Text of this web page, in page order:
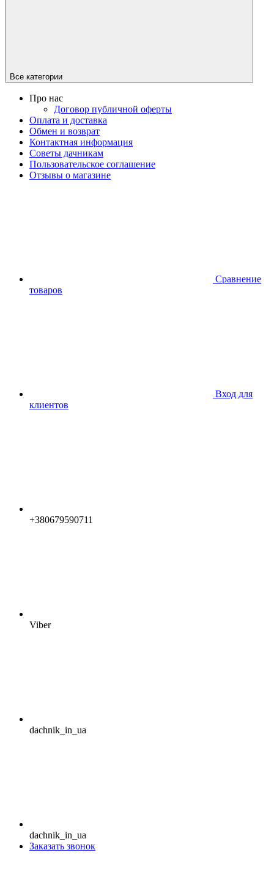
Все категории
Про нас
Договор публичной оферты
Оплата и доставка
Обмен и возврат
Контактная информация
Советы дачникам
Пользовательское соглашение
Отзывы о магазине
Сравнение
товаров
Вход для
клиентов
+380679590711
Viber
dachnik_in_ua
dachnik_in_ua
Заказать звонок